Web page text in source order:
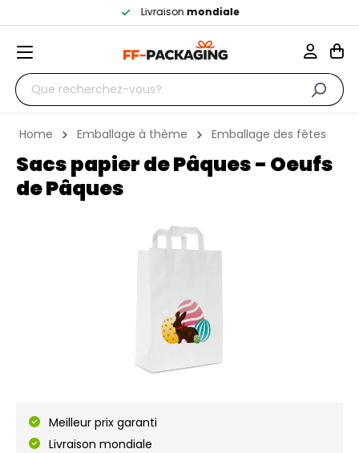
Livraison mondiale
Home Emballage à thème Emballage des fêtes
Sacs papier de Pâques - Oeufs
de Pâques
Meilleur prix garanti
Livraison mondiale